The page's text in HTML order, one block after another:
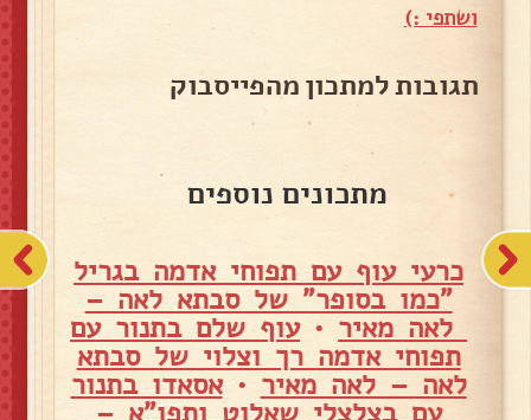
ושתפי :)
תגובות למתכון מהפייסבוק
מתכונים נוספים
כרעי עוף עם תפוחי אדמה בגריל
"כמו בסופר" של סבתא לאה –
לאה מאיר •עוף שלם בתנור עם
תפוחי אדמה רך וצלוי של סבתא
לאה – לאה מאיר •אסאדו בתנור